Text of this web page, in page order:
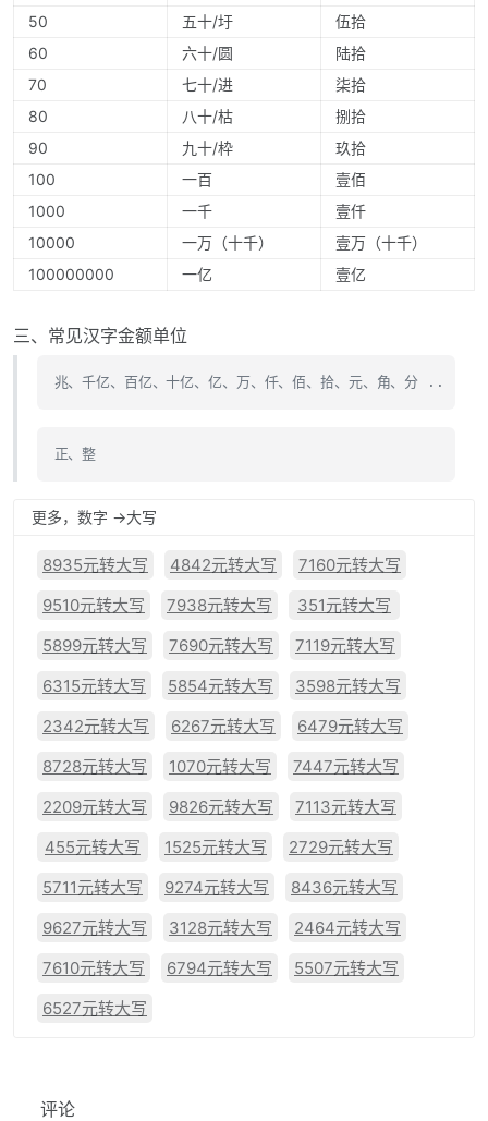
50
五十/圩
伍拾
60
六十/圆
陆拾
70
七十/进
柒拾
80
八十/枯
捌拾
90
九十/枠
玖拾
100
一百
壹佰
1000
一千
壹仟
10000
一万（十千）
壹万（十千）
100000000
一亿 壹亿
三、常见汉字金额单位
兆、千亿、百亿、十亿、亿、万、仟、佰、拾、元、角、分 ..
正、整
更多，数字 ->大写
8935元转大写 4842元转大写
7160元转大写
9510元转大写
7938元转大写
351元转大写
5899元转大写
7690元转大写
7119元转大写
6315元转大写
5854元转大写
3598元转大写
2342元转大写
6267元转大写
6479元转大写
8728元转大写
1070元转大写
7447元转大写
2209元转大写
9826元转大写
7113元转大写
455元转大写
1525元转大写
2729元转大写
5711元转大写
9274元转大写
8436元转大写
9627元转大写
3128元转大写
2464元转大写
7610元转大写
6794元转大写
5507元转大写
6527元转大写
评论